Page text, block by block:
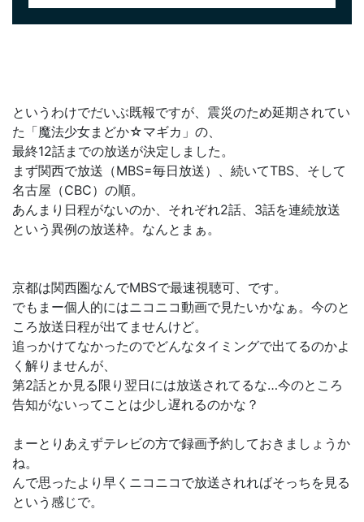
というわけでだいぶ既報ですが、震災のため延期されてい
た「魔法少女まどか☆マギカ」の、
最終12話までの放送が決定しました。
まず関西で放送（MBS=毎日放送）、続いてTBS、そして
名古屋（CBC）の順。
あんまり日程がないのか、それぞれ2話、3話を連続放送
という異例の放送枠。なんとまぁ。
京都は関西圏なんでMBSで最速視聴可、です。
でもまー個人的にはニコニコ動画で見たいかなぁ。今のと
ころ放送日程が出てませんけど。
追っかけてなかったのでどんなタイミングで出てるのかよ
く解りませんが、
第2話とか見る限り翌日には放送されてるな…今のところ
告知がないってことは少し遅れるのかな？
まーとりあえずテレビの方で録画予約しておきましょうか
ね。
んで思ったより早くニコニコで放送されればそっちを見る
という感じで。